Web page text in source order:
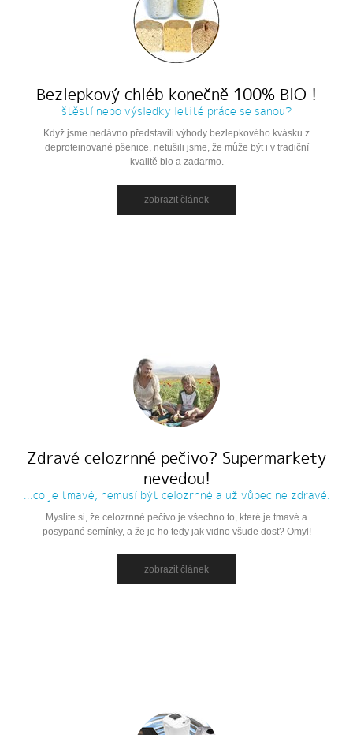
Bezlepkový chléb konečně 100% BIO !
štěstí nebo výsledky letité práce se sanou?
Když jsme nedávno představili výhody bezlepkového kvásku z
deproteinované pšenice, netušili jsme, že může být i v tradiční
kvalitě bio a zadarmo.
zobrazit článek
Zdravé celozrnné pečivo? Supermarkety
nevedou!
...co je tmavé, nemusí být celozrnné a už vůbec ne zdravé.
Myslíte si, že celozrnné pečivo je všechno to, které je tmavé a
posypané semínky, a že je ho tedy jak vidno všude dost? Omyl!
zobrazit článek